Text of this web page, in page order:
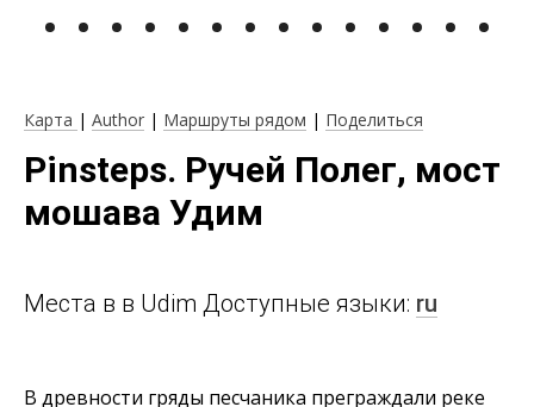
Карта | Author | Маршруты рядом | Поделиться
Pinsteps. Ручей Полег, мост
мошава Удим
Места в в Udim Доступные языки: ru
В древности гряды песчаника преграждали реке